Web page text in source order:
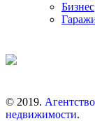
Бизнес
© 2019.
недвижимости.